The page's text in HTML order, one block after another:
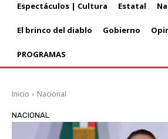
Espectáculos | Cultura Estatal
El brinco del diablo Gobierno
PROGRAMAS
Inicio Nacional
NACIONAL